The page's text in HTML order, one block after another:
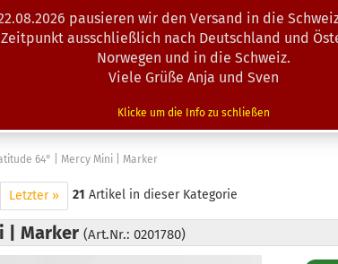
pausieren wir den Versand in die
ausschließlich nach Deutschland und
Norwegen und in die Schweiz.
Viele Grüße Anja und Sven
Klicke um die Info zu schließen
AUSRÜSTUNG ZUBEHÖR
64° | Mercy Mini | Marker
Letzter » 21 Artikel in dieser Kategorie
| Marker (Art.Nr.: 0201780)